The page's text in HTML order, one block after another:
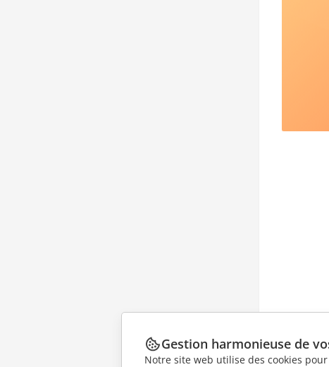
Gestion harmonieuse de
Notre site web utilise des cookies